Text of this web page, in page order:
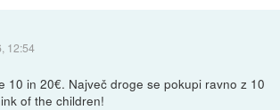
12:54
10 in 20€. Največ droge se pokupi ravno z 10
of the children!